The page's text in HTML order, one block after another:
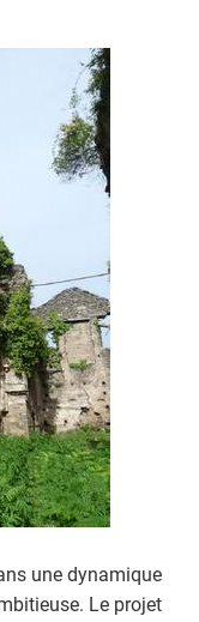
une dynamique
Le projet